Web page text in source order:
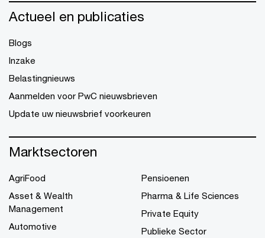
Actueel en publicaties
Blogs
Inzake
Belastingnieuws
Aanmelden voor PwC nieuwsbrieven
Update uw nieuwsbrief voorkeuren
Marktsectoren
AgriFood
Asset & Wealth
Management
Automotive
Pensioenen
Pharma & Life Sciences
Private Equity
Publieke Sector